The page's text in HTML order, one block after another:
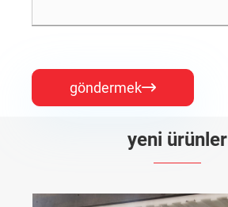
göndermek
yeni ürünler